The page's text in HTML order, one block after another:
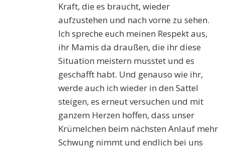
Kraft, die es braucht, wieder
aufzustehen und nach vorne zu sehen.
Ich spreche euch meinen Respekt aus,
ihr Mamis da draußen, die ihr diese
Situation meistern musstet und es
geschafft habt. Und genauso wie ihr,
werde auch ich wieder in den Sattel
steigen, es erneut versuchen und mit
ganzem Herzen hoffen, dass unser
Krümelchen beim nächsten Anlauf mehr
Schwung nimmt und endlich bei uns